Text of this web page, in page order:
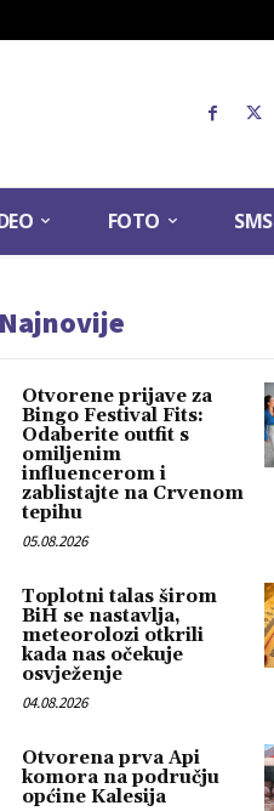
FOTO SMS
Najnovije
Otvorene prijave za
Bingo Festival Fits:
Odaberite outfit s
omiljenim
influencerom i
zablistajte na Crvenom
tepihu
05.08.2026
Toplotni talas širom
BiH se nastavlja,
meteorolozi otkrili
kada nas očekuje
osvježenje
04.08.2026
Otvorena prva Api
komora na području
općine Kalesija